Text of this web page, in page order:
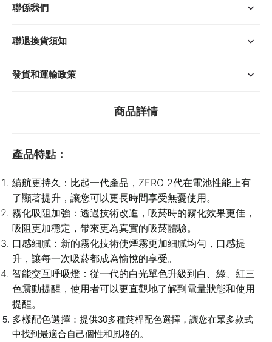
聯係我們
聯退換貨須知
發貨和運輸政策
商品詳情
產品特點：
續航更持久 ：比起一代產品，ZERO 2代在電池性能上有
了顯著提升，讓您可以更長時間享受無憂使用。
霧化吸阻加強 ：透過技術改進，吸菸時的霧化效果更佳，
吸阻更加穩定，帶來更為真實的吸菸體驗。
口感細膩 ：新的霧化技術使煙霧更加細膩均勻，口感提
升，讓每一次吸菸都成為愉悅的享受。
智能交互呼吸燈 ：從一代的白光單色升級到白、綠、紅三
色震動提醒，使用者可以更直觀地了解到電量狀態和使用
提醒。
多樣配色選擇 ：提供30多種菸桿配色選擇，讓您在眾多款式
中找到最適合自己個性和風格的。